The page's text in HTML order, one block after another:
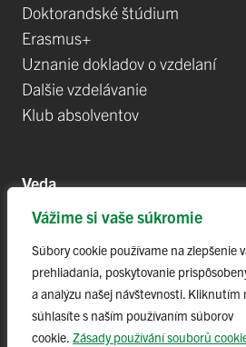
Vážime si vaše súkromie
Súbory cookie používame na zlepšenie
prehliadania, poskytovanie
a analýzu našej návštevnosti.
súhlasíte s naším používaním súborov
cookie. Zásady používání souborů
Doktorandské štúdium
Erasmus+
Uznanie dokladov o vzdelaní
Dalšie vzdelávanie
Klub absolventov
Veda
Postdoktorandské pozíce
Projekty
Špičkové tímy
TIP-UPJŠ
Vedecké parky